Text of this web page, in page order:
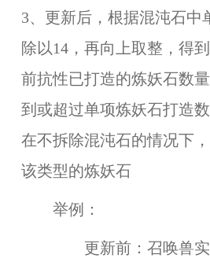
3、更新后，根据混沌石中
除以14，再向上取整，得
前抗性已打造的炼妖石数
到或超过单项炼妖石打造
在不拆除混沌石的情况下
该类型的炼妖石
举例：
更新前：召唤兽实际